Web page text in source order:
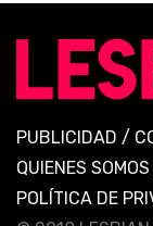
PUBLICIDAD /
QUIENES SOMOS
POLÍTICA DE